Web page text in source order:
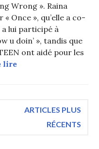
Wrong ». Raina
Once », qu’elle a co-
lui participé à
u doin’ », tandis que
ont aidé pour les
lireBaekho (NU’EST),
ARTICLES PLUS
RÉCENTS